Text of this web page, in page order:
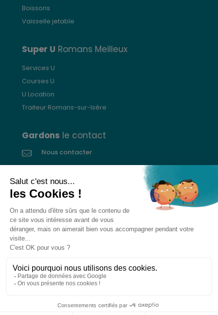
Boissons
Vaisselle jetable
Super U Romans Meilleux
Services U
Courses U
U Location
Traiteur Romans-sur-Isère
Gardons le contact
Nous contacter
CGVs Livraison et paiement
Mentions légales
Les cookies
Confidentialité
Pour votre santé, ne grignotez pas entre les repas.
L’abus d’alcool est dangereux pour la santé. À
consommer avec modération.